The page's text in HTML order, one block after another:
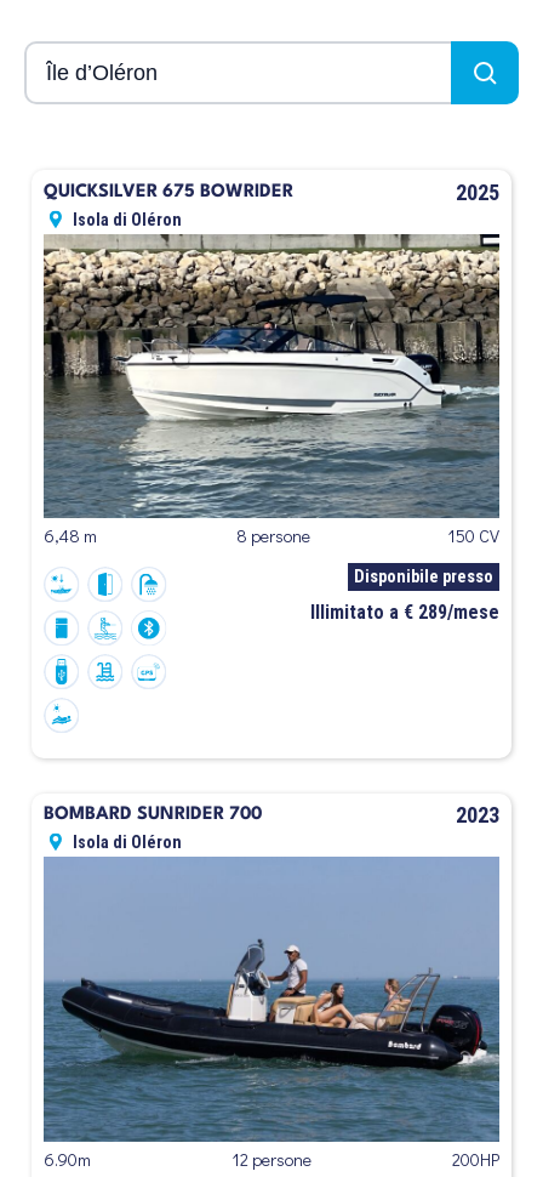
QUICKSILVER 675 BOWRIDER 2025
Isola di Oléron
6,48 m 8 persone 150 CV
Disponibile presso
Illimitato a € 289/mese
BOMBARD SUNRIDER 700 2023
Isola di Oléron
6.90m 12 persone 200HP